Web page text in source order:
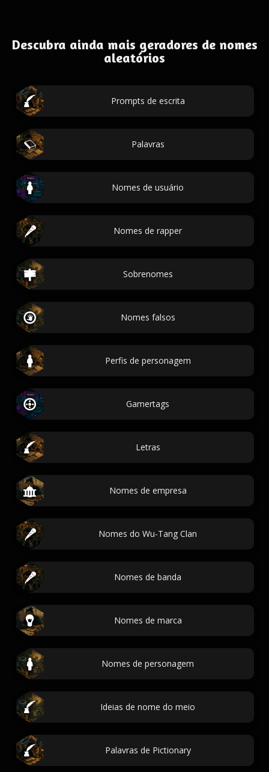
Descubra ainda mais geradores de nomes
aleatórios
Prompts de escrita
Palavras
Nomes de usuário
Nomes de rapper
Sobrenomes
Nomes falsos
Perfis de personagem
Gamertags
Letras
Nomes de empresa
Nomes do Wu-Tang Clan
Nomes de banda
Nomes de marca
Nomes de personagem
Ideias de nome do meio
Palavras de Pictionary